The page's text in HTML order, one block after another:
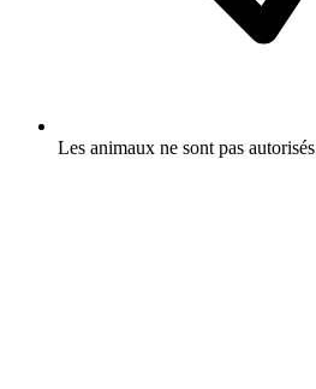
Les animaux ne sont pas autorisés